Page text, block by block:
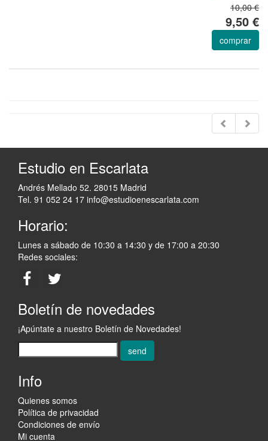
10,00 €
9,50 €
comprar
Estudio en Escarlata
Andrés Mellado 52. 28015 Madrid
Tel. 91 052 24 17 info@estudioenescarlata.com
Horario:
Lunes a sábado de 10:30 a 14:30 y de 17:00 a 20:30
Redes sociales:
Boletín de novedades
¡Apúntate a nuestro Boletín de Novedades!
send
Info
Quienes somos
Política de privacidad
Condiciones de envío
Mi cuenta